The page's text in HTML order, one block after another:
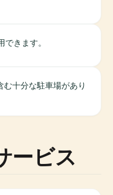
きます。
む十分な駐車場があり
ービス